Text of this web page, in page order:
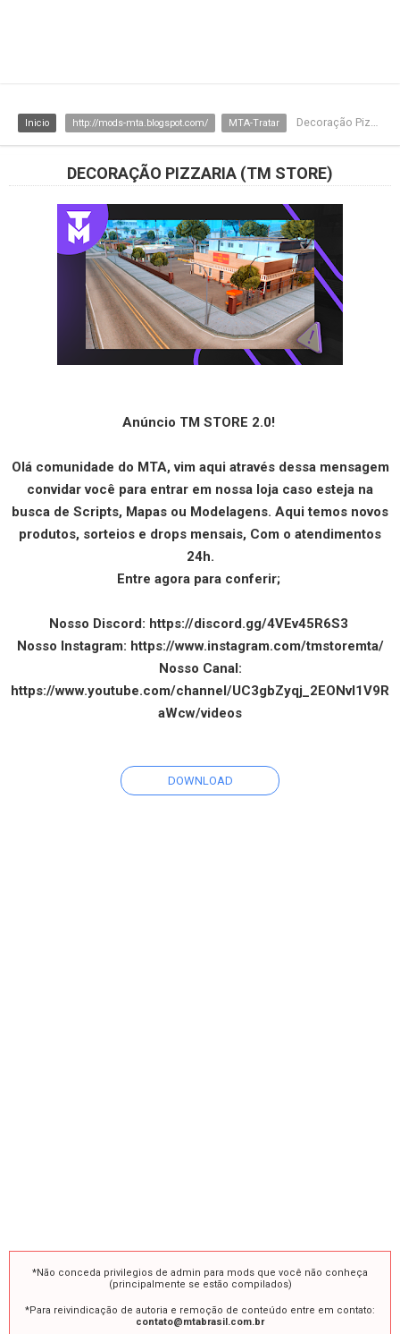
Inicio http://mods-mta.blogspot.com/ MTA-Tratar Decoração Pizzaria (TM STORE)
DECORAÇÃO PIZZARIA (TM STORE)
Anúncio TM STORE 2.0!
Olá comunidade do MTA, vim aqui através dessa mensagem
convidar você para entrar em nossa loja caso esteja na
busca de Scripts, Mapas ou Modelagens. Aqui temos novos
produtos, sorteios e drops mensais, Com o atendimentos
24h.
Entre agora para conferir;
Nosso Discord: https://discord.gg/4VEv45R6S3
Nosso Instagram: https://www.instagram.com/tmstoremta/
Nosso Canal:
https://www.youtube.com/channel/UC3gbZyqj_2EONvl1V9R
aWcw/videos
DOWNLOAD
*Não conceda privilegios de admin para mods que você não conheça
(principalmente se estão compilados)
*Para reivindicação de autoria e remoção de conteúdo entre em contato:
contato@mtabrasil.com.br